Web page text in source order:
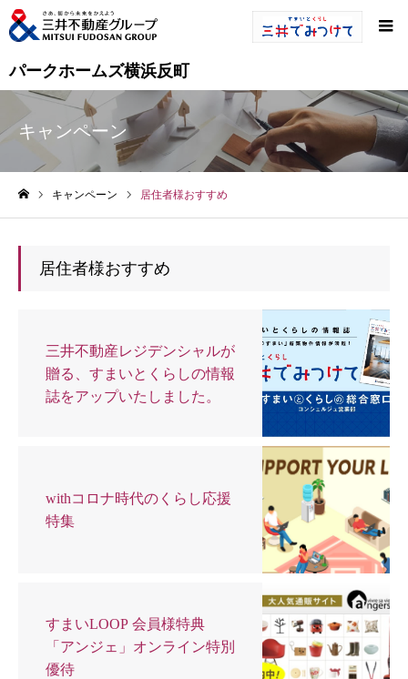
パークホームズ横浜反町
キャンペーン
キャンペーン 居住者様おすすめ
居住者様おすすめ
三井不動産レジデンシャルが
贈る、すまいとくらしの情報
誌をアップいたしました。
withコロナ時代のくらし応援
特集
すまいLOOP 会員様特典
「アンジェ」オンライン特別
優待